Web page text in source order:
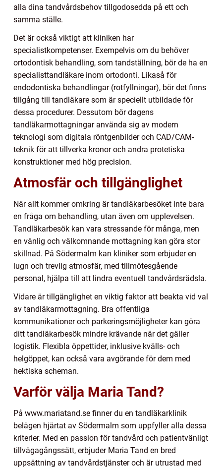
alla dina tandvårdsbehov tillgodosedda på ett och
samma ställe.
Det är också viktigt att kliniken har
specialistkompetenser. Exempelvis om du behöver
ortodontisk behandling, som tandställning, bör de ha en
specialisttandläkare inom ortodonti. Likaså för
endodontiska behandlingar (rotfyllningar), bör det finns
tillgång till tandläkare som är speciellt utbildade för
dessa procedurer. Dessutom bör dagens
tandläkarmottagningar använda sig av modern
teknologi som digitala röntgenbilder och CAD/CAM-
teknik för att tillverka kronor och andra protetiska
konstruktioner med hög precision.
Atmosfär och tillgänglighet
När allt kommer omkring är tandläkarbesöket inte bara
en fråga om behandling, utan även om upplevelsen.
Tandläkarbesök kan vara stressande för många, men
en vänlig och välkomnande mottagning kan göra stor
skillnad. På Södermalm kan kliniker som erbjuder en
lugn och trevlig atmosfär, med tillmötesgående
personal, hjälpa till att lindra eventuell tandvårdsrädsla.
Vidare är tillgänglighet en viktig faktor att beakta vid val
av tandläkarmottagning. Bra offentliga
kommunikationer och parkeringsmöjligheter kan göra
ditt tandläkarbesök mindre krävande när det gäller
logistik. Flexibla öppettider, inklusive kvälls- och
helgöppet, kan också vara avgörande för dem med
hektiska scheman.
Varför välja Maria Tand?
På www.mariatand.se finner du en tandläkarklinik
belägen hjärtat av Södermalm som uppfyller alla dessa
kriterier. Med en passion för tandvård och patientvänligt
tillvägagångssätt, erbjuder Maria Tand en bred
uppsättning av tandvårdstjänster och är utrustad med